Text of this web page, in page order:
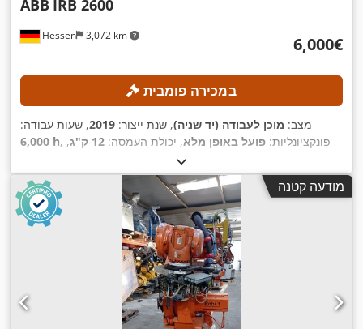
Hessen 3,072 km
ABB IRB 2600
‏6,000 ‏€
במכירה פומבית
מצב: מוכן לעבודה (יד שניה), שנת ייצור: 2019, שעות עבודה:
6,000 h
, פונקציונליות: פועל באופן מלא, יכולת העמסה: 12 ק"ג
,
מודעה קטנה